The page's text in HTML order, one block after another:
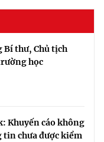
Bí thư, Chủ tịch
học
Khuyến cáo không
chưa được kiểm